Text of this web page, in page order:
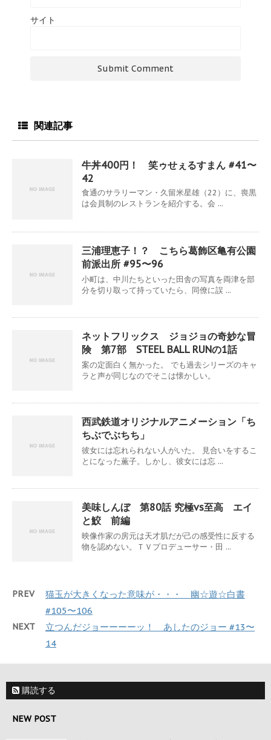
サイト
関連記事
牛丼400円！ 笑ゥせぇるすまん #41〜
42
食通のサラリーマン・久留米星雄（22）に、喪黒
は会員制のレストランを紹介する。会 ...
三浦理恵子！？ こちら葛飾区亀有公園
前派出所 #95〜96
小町は、中川たちといった田舎の写真を両津を部
分を切り取って持っていたら、同僚に誤 ...
ネットフリックス ジョジョの奇妙な冒
険 第7部 STEEL BALL RUNの1話
案の定面白く無かった。 でも過去シリーズのキャ
ラと声が同じなのでそこは懐かしい。
西武鉄道オリジナルアニメーション「ち
ちぶでぶちち」
彼女には忘れられない人がいた。 見合いをするこ
とになった薫子。しかし、彼女には忘 ...
美味しんぼ 第80話 究極vs至高 エイ
と鮫 前編
映像作家の房元は天才肌だが己の感受性に反する
物を認めない。ＴＶプロデューサー・田 ...
PREV
猫玉が大きくなった意味が・・・ 幽☆遊☆白書
#105〜106
NEXT
立つんだジョーーーーッ！ あしたのジョー #13〜
14
購読する
NEW POST